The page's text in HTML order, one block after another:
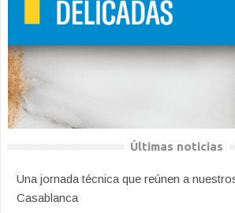
Últimas noticias
Una jornada técnica que reúnen a
Casablanca